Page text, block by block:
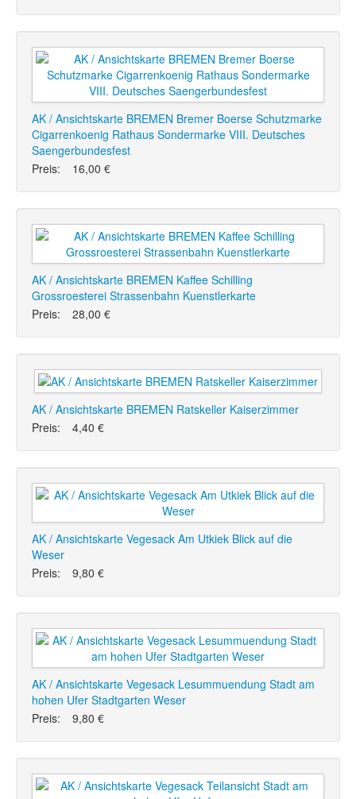
AK / Ansichtskarte BREMEN Bremer Boerse Schutzmarke
Cigarrenkoenig Rathaus Sondermarke VIII. Deutsches
Saengerbundesfest
Preis:
16,00 €
AK / Ansichtskarte BREMEN Kaffee Schilling
Grossroesterei Strassenbahn Kuenstlerkarte
Preis:
28,00 €
AK / Ansichtskarte BREMEN Ratskeller Kaiserzimmer
Preis:
4,40 €
AK / Ansichtskarte Vegesack Am Utkiek Blick auf die
Weser
Preis:
9,80 €
AK / Ansichtskarte Vegesack Lesummuendung Stadt am
hohen Ufer Stadtgarten Weser
Preis:
9,80 €